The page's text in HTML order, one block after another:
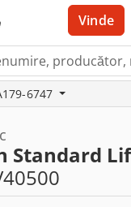
Vinde
6747
Standard